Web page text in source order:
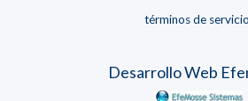
términos de servicio
Desarrollo Web